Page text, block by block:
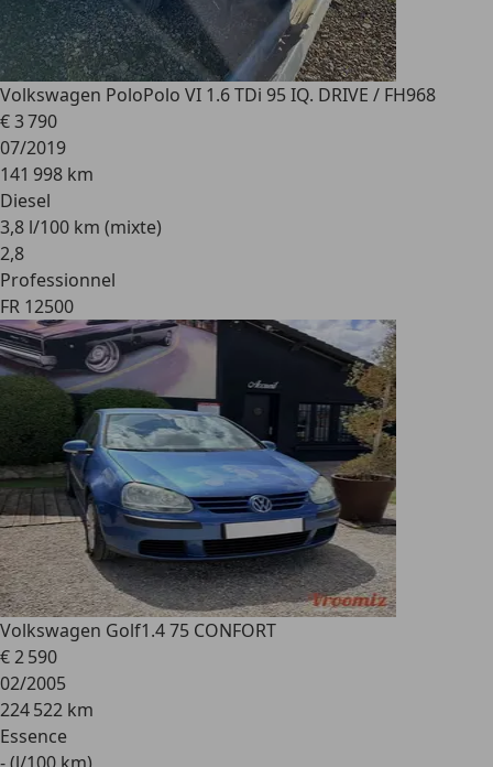
Volkswagen PoloPolo VI 1.6 TDi 95 IQ. DRIVE / FH968
€ 3 790
07/2019
141 998 km
Diesel
3,8 l/100 km (mixte)
2,8
Professionnel
FR 12500
Volkswagen Golf1.4 75 CONFORT
€ 2 590
02/2005
224 522 km
Essence